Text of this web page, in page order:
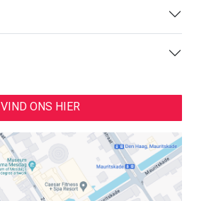
VIND ONS HIER